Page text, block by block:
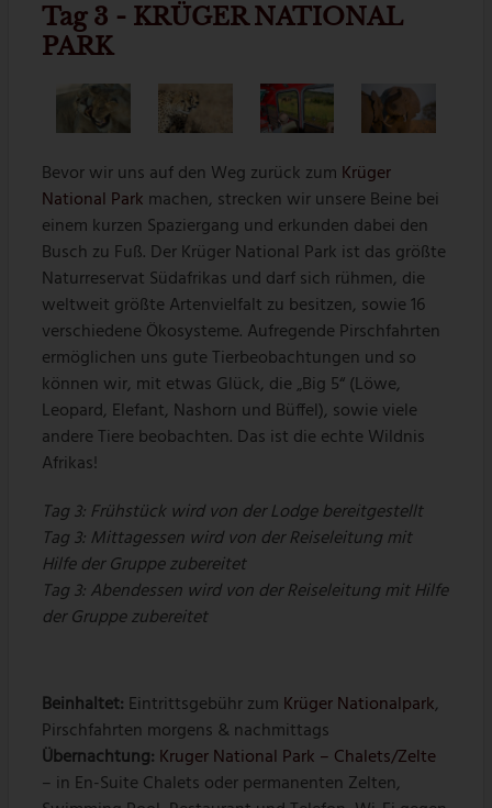
Tag 3 - KRÜGER NATIONAL
PARK
Bevor wir uns auf den Weg zurück zum Krüger
National Park machen, strecken wir unsere Beine bei
einem kurzen Spaziergang und erkunden dabei den
Busch zu Fuß. Der Krüger National Park ist das größte
Naturreservat Südafrikas und darf sich rühmen, die
weltweit größte Artenvielfalt zu besitzen, sowie 16
verschiedene Ökosysteme. Aufregende Pirschfahrten
ermöglichen uns gute Tierbeobachtungen und so
können wir, mit etwas Glück, die „Big 5“ (Löwe,
Leopard, Elefant, Nashorn und Büffel), sowie viele
andere Tiere beobachten. Das ist die echte Wildnis
Afrikas!
Tag 3: Frühstück wird von der Lodge bereitgestellt
Tag 3: Mittagessen wird von der Reiseleitung mit
Hilfe der Gruppe zubereitet
Tag 3: Abendessen wird von der Reiseleitung mit Hilfe
der Gruppe zubereitet
Beinhaltet: Eintrittsgebühr zum Krüger Nationalpark,
Pirschfahrten morgens & nachmittags
Übernachtung: Kruger National Park – Chalets/Zelte
– in En-Suite Chalets oder permanenten Zelten,